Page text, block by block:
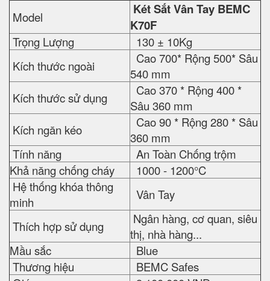
Model
Két Sắt Vân Tay BEMC
K70F
Trọng Lượng
130 ± 10Kg
Kích thước ngoài
Cao 700* Rộng 500* Sâu
540 mm
Kích thước sử dụng
Cao 370 * Rộng 400 *
Sâu 360 mm
Kích ngăn kéo
Cao 90 * Rộng 280 * Sâu
360 mm
Tính năng
An Toàn Chống trộm
Khả năng chống cháy
1000 - 1200°C
Hệ thống khóa thông
minh
Vân Tay
Thích hợp sử dụng
Ngân hàng, cơ quan, siêu
thị, nhà hàng...
Mầu sắc
Blue
Thương hiệu
BEMC Safes